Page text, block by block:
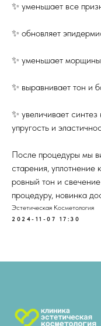
✨ уменьшает все
✨ обновляет
✨ уменьшает
✨ выравнивает тон и
✨ увеличивает
упругость и
После процедуры мы
старения, уплотнение
ровный тон и
процедуру, новинка
Эстетическая Косметология
2024-11-07 17:30